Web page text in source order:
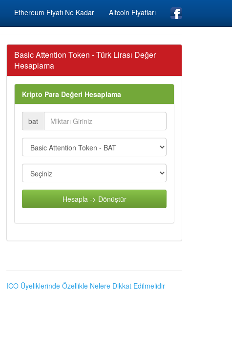
Ethereum Fiyatı Ne Kadar Altcoin Fiyatları
Basic Attention Token - Türk Lirası Değer
Hesaplama
Kripto Para Değeri Hesaplama
bat
Hesapla -> Dönüştür
ICO Üyeliklerinde Özellikle Nelere Dikkat Edilmelidir